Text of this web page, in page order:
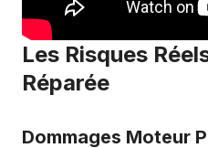
Les Risques
Réparée
Dommages Moteur